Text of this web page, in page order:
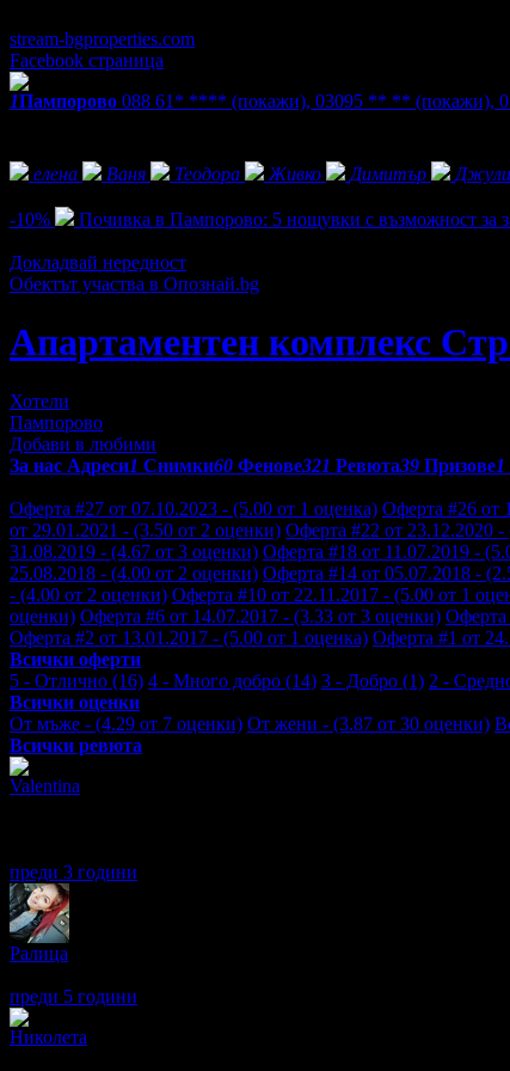
stream-bgproperties.com
Facebook страница
1Пампорово 088 61* **** (покажи), 03095 ** ** (покажи),
елена
Ваня Теодора Живко Димитър
-10%
Почивка в Пампорово: 5 нощувки с възможност за
Докладвай нередност
Обектът участва в Опознай.bg
Апартаментен комплекс
Хотели
Пампорово
Добави в любими
За нас Адреси1 Снимки60 Фенове321 Ревюта39 Призове1
Оферта #27 от 07.10.2023 - (5.00 от 1 оценка) Оферта #26 от
от 29.01.2021 - (3.50 от 2 оценки) Оферта #22 от 23.12.2020
31.08.2019 - (4.67 от 3 оценки) Оферта #18 от 11.07.2019 -
25.08.2018 - (4.00 от 2 оценки) Оферта #14 от 05.07.2018 -
- (4.00 от 2 оценки) Оферта #10 от 22.11.2017 - (5.00 от 1
оценки) Оферта #6 от 14.07.2017 - (3.33 от 3 оценки) Оферта
Оферта #2 от 13.01.2017 - (5.00 от 1 оценка) Оферта #1 от
Всички оферти
5 - Отлично (16) 4 - Много добро (14) 3 - Добро (1) 2 -
Всички оценки
От мъже - (4.29 от 7 оценки) От жени - (3.87 от 30 оценки)
Всички ревюта
Valentina
преди 3 години
Ралица
преди 5 години
Николета